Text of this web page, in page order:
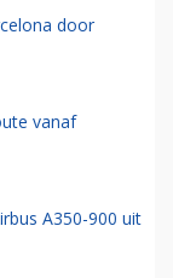
door
vanaf
A350-900 uit